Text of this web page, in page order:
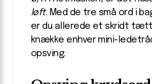
løft. Med de tre små ord i
er du allerede et skridt
knække enhver mini-
opsving.